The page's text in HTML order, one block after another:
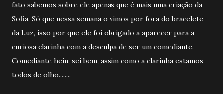
fato sabemos sobre ele apenas que é mais uma criação da
Sofia. Só que nessa semana o vimos por fora do bracelete
da Luz, isso por que ele foi obrigado a aparecer para a
curiosa clarinha com a desculpa de ser um comediante.
Comediante hein, sei bem, assim como a clarinha estamos
todos de olho........